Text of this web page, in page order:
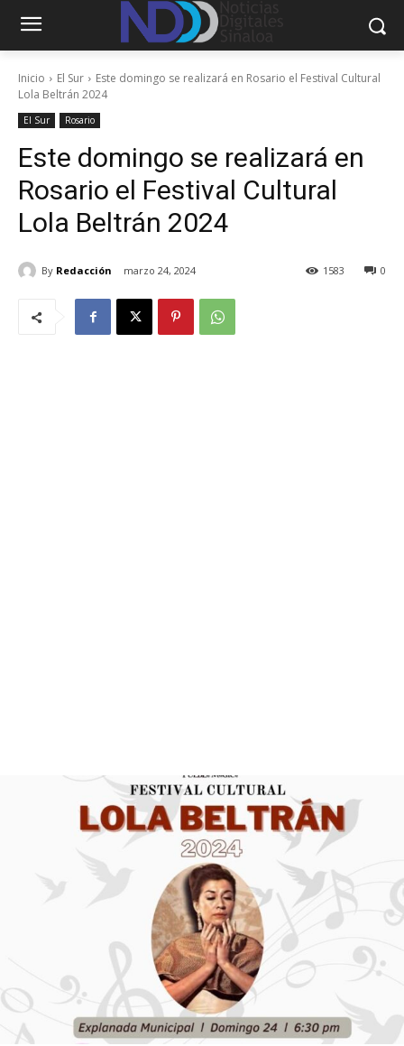
Inicio El Sur
Este domingo se realizará en Rosario el Festival Cultural
Lola Beltrán 2024
El Sur Rosario
Este domingo se realizará en
Rosario el Festival Cultural
Lola Beltrán 2024
By Redacción marzo 24, 2024 0
1583